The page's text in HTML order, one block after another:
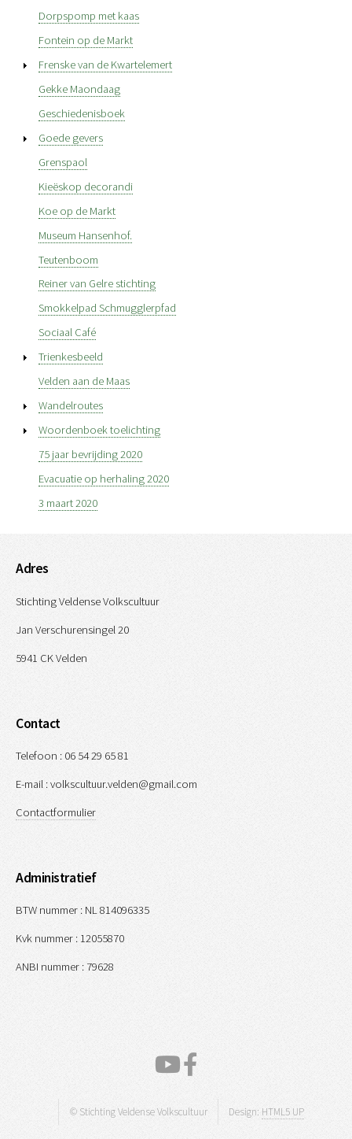
Dorpspomp met kaas
Fontein op de Markt
Frenske van de Kwartelemert
Gekke Maondaag
Geschiedenisboek
Goede gevers
Grenspaol
Kieëskop decorandi
Koe op de Markt
Museum Hansenhof.
Teutenboom
Reiner van Gelre stichting
Smokkelpad Schmugglerpfad
Sociaal Café
Trienkesbeeld
Velden aan de Maas
Wandelroutes
Woordenboek toelichting
75 jaar bevrijding 2020
Evacuatie op herhaling 2020
3 maart 2020
Adres
Stichting Veldense Volkscultuur
Jan Verschurensingel 20
5941 CK Velden
Contact
Telefoon : 06 54 29 65 81
E-mail : volkscultuur.velden@gmail.com
Contactformulier
Administratief
BTW nummer : NL 814096335
Kvk nummer : 12055870
ANBI nummer : 79628
© Stichting Veldense Volkscultuur Design: HTML5 UP